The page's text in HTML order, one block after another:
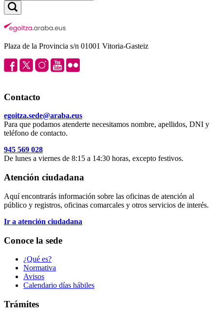
Plaza de la Provincia s/n 01001 Vitoria-Gasteiz
Contacto
egoitza.sede@araba.eus
Para que podamos atenderte necesitamos nombre, apellidos, DNI y
teléfono de contacto.
945 569 028
De lunes a viernes de 8:15 a 14:30 horas, excepto festivos.
Atención ciudadana
Aquí encontrarás información sobre las oficinas de atención al
público y registros, oficinas comarcales y otros servicios de interés.
Ir a atención ciudadana
Conoce la sede
¿Qué es?
Normativa
Avisos
Calendario días hábiles
Trámites